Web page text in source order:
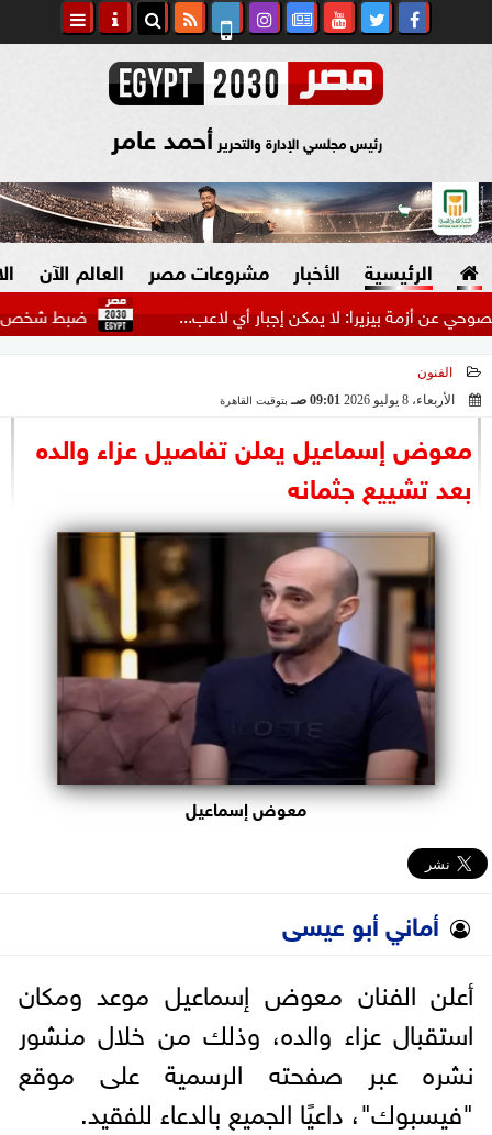
رئيس مجلسي الإدارة والتحرير أحمد عامر
الرئيسية الأخبار
السياسة
الرئاسة
البرلمان
الوزارات
الأحزاب
مشروعات مصر
صنع في مصر
العالم الآن
ضبط شخص انتحل بيزيرا: لا يمكن إجبار أي لاعب...
الفنون
الأربعاء، 8 يوليو 2026
09:01 صـ بتوقيت القاهرة
معوض إسماعيل يعلن تفاصيل عزاء والده
بعد تشييع جثمانه
معوض إسماعيل
أماني أبو عيسى
أعلن الفنان معوض إسماعيل موعد ومكان
استقبال عزاء والده، وذلك من خلال منشور
نشره عبر صفحته الرسمية على موقع
"فيسبوك"، داعيًا الجميع بالدعاء للفقيد.